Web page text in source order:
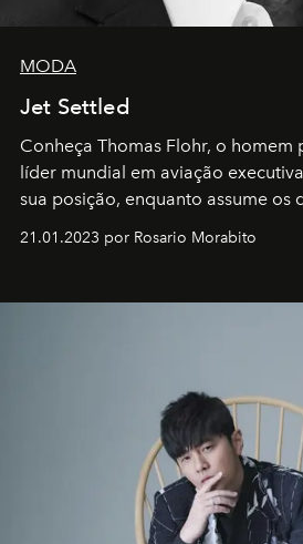
MODA
Jet Settled
Conheça Thomas Flohr, o homem
líder mundial em aviação
sua posição, enquanto assume os
21.01.2023 por Rosario Morabito